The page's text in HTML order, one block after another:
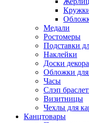
Медали
Ростомеры
Подставки
Наклейки
Доски
Обложки
Часы
Слэп
Визитницы
Чехлы для
Канцтовары